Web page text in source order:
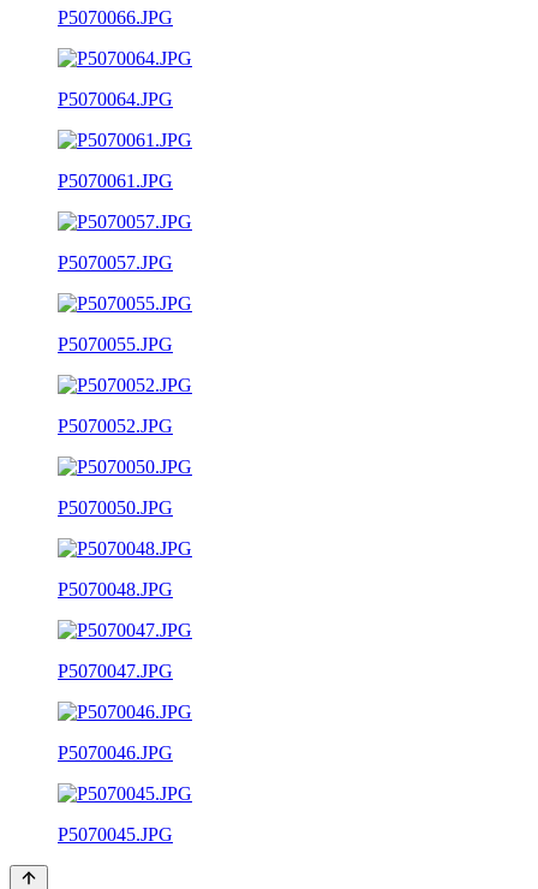
P5070066.JPG
P5070064.JPG
P5070061.JPG
P5070057.JPG
P5070055.JPG
P5070052.JPG
P5070050.JPG
P5070048.JPG
P5070047.JPG
P5070046.JPG
P5070045.JPG